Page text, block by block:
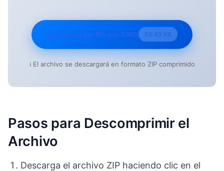
Descargar Bloque DWG 50.43 KB
ℹ️ El archivo se descargará en formato ZIP comprimido
Pasos para Descomprimir el
Archivo
Descarga el archivo ZIP haciendo clic en el